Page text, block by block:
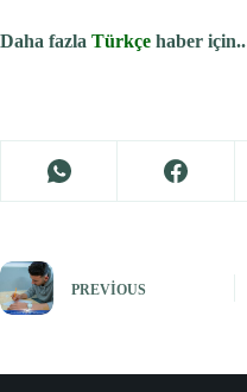
Daha fazla Türkçe haber için..
PREVIOUS